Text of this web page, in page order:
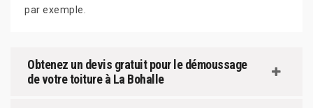
par exemple.
Obtenez un devis gratuit pour le démoussage
de votre toiture à La Bohalle